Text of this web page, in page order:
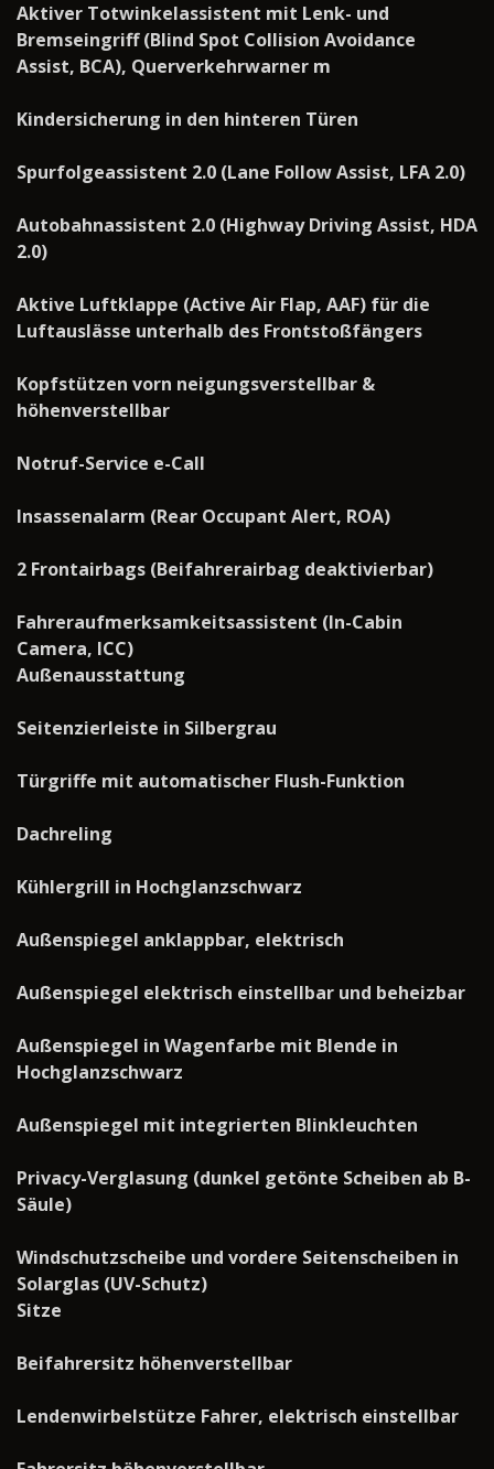
Aktiver Totwinkelassistent mit Lenk- und
Bremseingriff (Blind Spot Collision Avoidance
Assist, BCA), Querverkehrwarner m
Kindersicherung in den hinteren Türen
Spurfolgeassistent 2.0 (Lane Follow Assist, LFA 2.0)
Autobahnassistent 2.0 (Highway Driving Assist, HDA
2.0)
Aktive Luftklappe (Active Air Flap, AAF) für die
Luftauslässe unterhalb des Frontstoßfängers
Kopfstützen vorn neigungsverstellbar &
höhenverstellbar
Notruf-Service e-Call
Insassenalarm (Rear Occupant Alert, ROA)
2 Frontairbags (Beifahrerairbag deaktivierbar)
Fahreraufmerksamkeitsassistent (In-Cabin
Camera, ICC)
Außenausstattung
Seitenzierleiste in Silbergrau
Türgriffe mit automatischer Flush-Funktion
Dachreling
Kühlergrill in Hochglanzschwarz
Außenspiegel anklappbar, elektrisch
Außenspiegel elektrisch einstellbar und beheizbar
Außenspiegel in Wagenfarbe mit Blende in
Hochglanzschwarz
Außenspiegel mit integrierten Blinkleuchten
Privacy-Verglasung (dunkel getönte Scheiben ab B-
Säule)
Windschutzscheibe und vordere Seitenscheiben in
Solarglas (UV-Schutz)
Sitze
Beifahrersitz höhenverstellbar
Lendenwirbelstütze Fahrer, elektrisch einstellbar